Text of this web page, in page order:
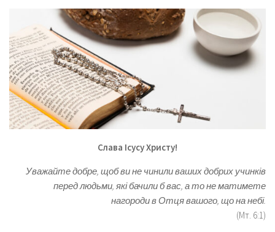
Слава Ісусу Христу!
Уважайте добре, щоб ви не чинили ваших добрих учинків
перед людьми, які бачили б вас, а то не матимете
нагороди в Отця вашого, що на небі.
(Мт. 6:1)